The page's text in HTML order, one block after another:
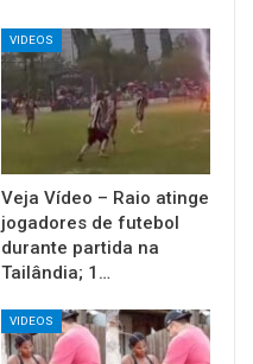
VIDEOS
Veja Vídeo – Raio atinge
jogadores de futebol
durante partida na
Tailândia; 1…
VIDEOS